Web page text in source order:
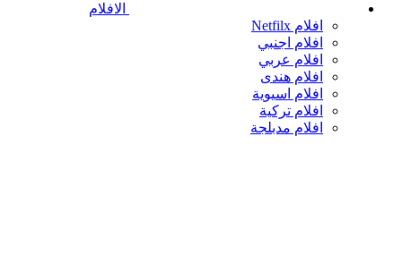
الافلام
افلام Netfilx
افلام اجنبي
افلام عربي
افلام هندى
افلام اسيوية
افلام تركية
افلام مدبلجة